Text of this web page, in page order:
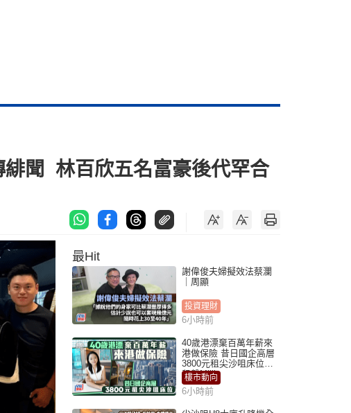
聞 林百欣五名富豪後代罕合
最Hit
謝偉俊夫婦擬效法蔡瀾
｜周顯
投資理財
6小時前
40歲港漂棄百萬年薪來
港做保險 昔日國企高層
3800元租尖沙咀床位｜
租盤Million
樓市動向
6小時前